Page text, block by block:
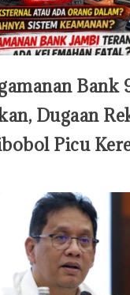
Bank
Dugaan
Picu